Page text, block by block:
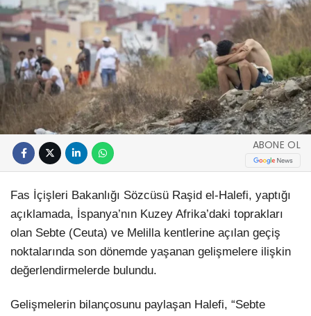
ABONE OL
Fas İçişleri Bakanlığı Sözcüsü Raşid el-Halefi, yaptığı
açıklamada, İspanya’nın Kuzey Afrika’daki toprakları
olan Sebte (Ceuta) ve Melilla kentlerine açılan geçiş
noktalarında son dönemde yaşanan gelişmelere ilişkin
değerlendirmelerde bulundu.
Gelişmelerin bilançosunu paylaşan Halefi, “Sebte